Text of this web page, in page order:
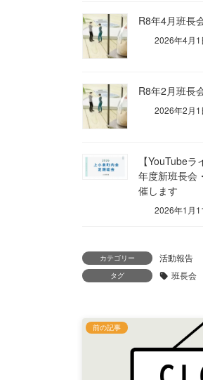
R8年4月班長
2026年4月1
R8年2月班長
2026年2月1
【YouTube
年度新班長会
催します
2026年1月
カテゴリー 活動報告
タグ 班長会
前の記事